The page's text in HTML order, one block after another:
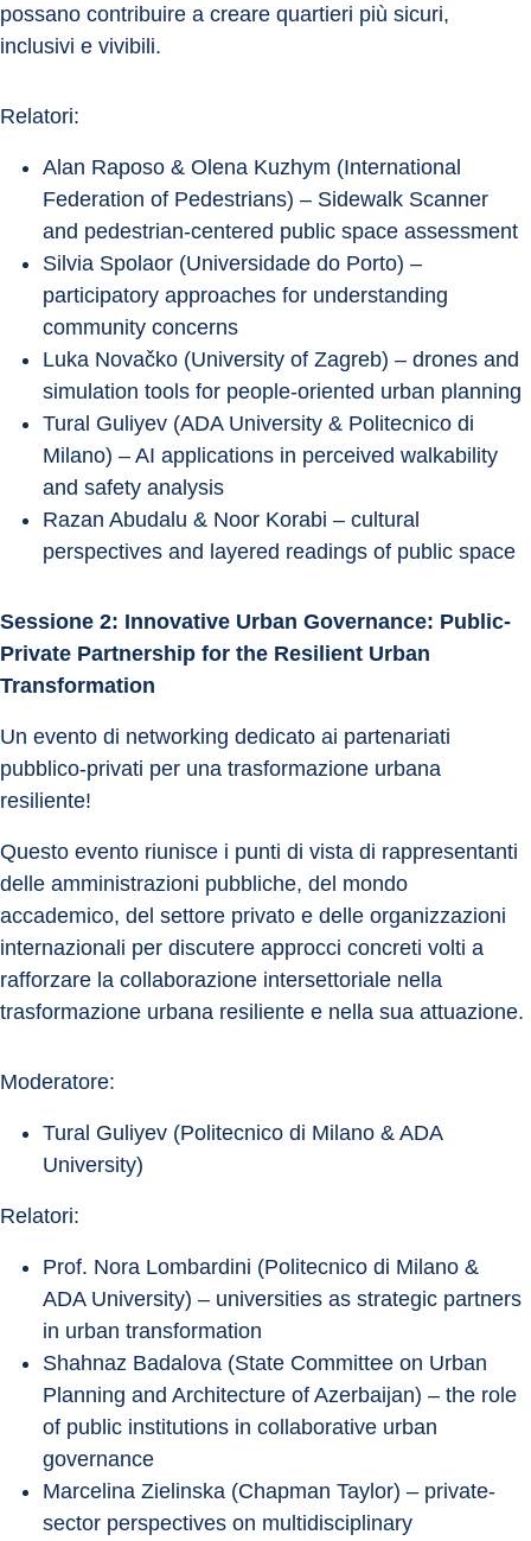
possano contribuire a creare quartieri più sicuri,
inclusivi e vivibili.
Relatori:
Alan Raposo & Olena Kuzhym (International
Federation of Pedestrians) – Sidewalk Scanner
and pedestrian-centered public space assessment
Silvia Spolaor (Universidade do Porto) –
participatory approaches for understanding
community concerns
Luka Novačko (University of Zagreb) – drones and
simulation tools for people-oriented urban planning
Tural Guliyev (ADA University & Politecnico di
Milano) – AI applications in perceived walkability
and safety analysis
Razan Abudalu & Noor Korabi – cultural
perspectives and layered readings of public space
Sessione 2: Innovative Urban Governance: Public-
Private Partnership for the Resilient Urban
Transformation
Un evento di networking dedicato ai partenariati
pubblico-privati per una trasformazione urbana
resiliente!
Questo evento riunisce i punti di vista di rappresentanti
delle amministrazioni pubbliche, del mondo
accademico, del settore privato e delle organizzazioni
internazionali per discutere approcci concreti volti a
rafforzare la collaborazione intersettoriale nella
trasformazione urbana resiliente e nella sua attuazione.
Moderatore:
Tural Guliyev (Politecnico di Milano & ADA
University)
Relatori:
Prof. Nora Lombardini (Politecnico di Milano &
ADA University) – universities as strategic partners
in urban transformation
Shahnaz Badalova (State Committee on Urban
Planning and Architecture of Azerbaijan) – the role
of public institutions in collaborative urban
governance
Marcelina Zielinska (Chapman Taylor) – private-
sector perspectives on multidisciplinary